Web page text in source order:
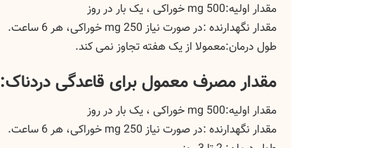
مقدار اولیه:500 mg خوراکی ، یک بار در روز
مقدار نگهدارنده :در صورت نیاز 250 mg خوراکی، هر 6 ساعت.
طول درمان:معمولا از یک هفته تجاوز نمی کند.
مقدار مصرف معمول برای قاعدگی دردناک:
مقدار اولیه:500 mg خوراکی ، یک بار در روز
مقدار نگهدارنده :در صورت نیاز 250 mg خوراکی، هر 6 ساعت.